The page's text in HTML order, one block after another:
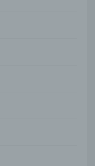
entscheidet.
oder
bestimmten
der
werden.